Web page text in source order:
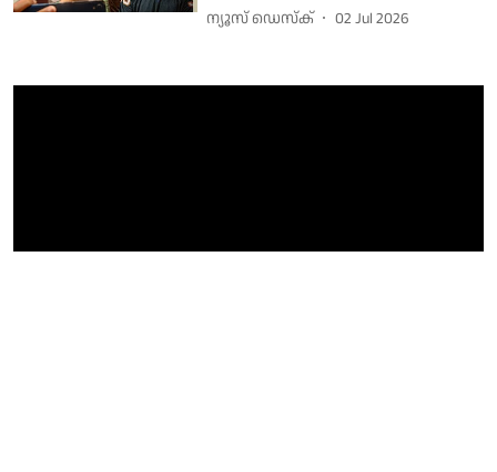
ന്യൂസ് ഡെസ്ക് 02 Jul 2026